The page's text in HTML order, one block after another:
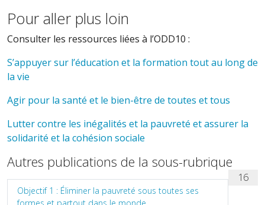
Pour aller plus loin
Consulter les ressources liées à l’ODD10 :
S’appuyer sur l’éducation et la formation tout au long de
la vie
Agir pour la santé et le bien-être de toutes et tous
Lutter contre les inégalités et la pauvreté et assurer la
solidarité et la cohésion sociale
Autres publications de la sous-rubrique
16
Objectif 1 : Éliminer la pauvreté sous toutes ses